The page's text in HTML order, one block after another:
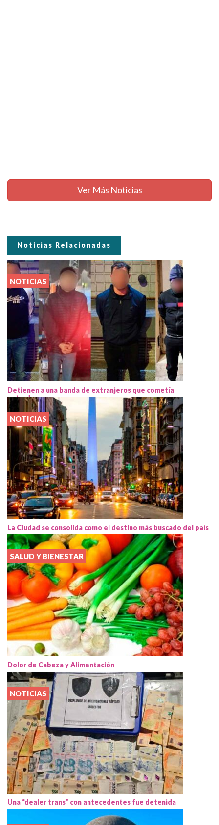
Ver Más Noticias
Noticias Relacionadas
NOTICIAS
Detienen a una banda de extranjeros que cometía
entraderas
NOTICIAS
La Ciudad se consolida como el destino más buscado del país
SALUD Y BIENESTAR
Dolor de Cabeza y Alimentación
NOTICIAS
Una “dealer trans” con antecedentes fue detenida